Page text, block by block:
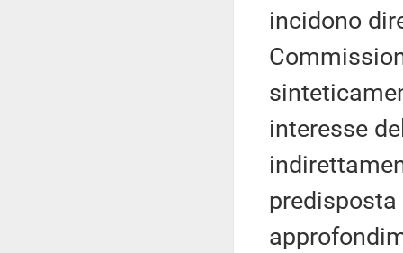
incidono
interesse